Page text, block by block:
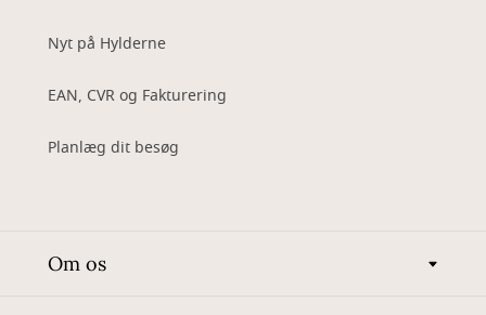
Nyt på Hylderne
EAN, CVR og Fakturering
Planlæg dit besøg
Om os